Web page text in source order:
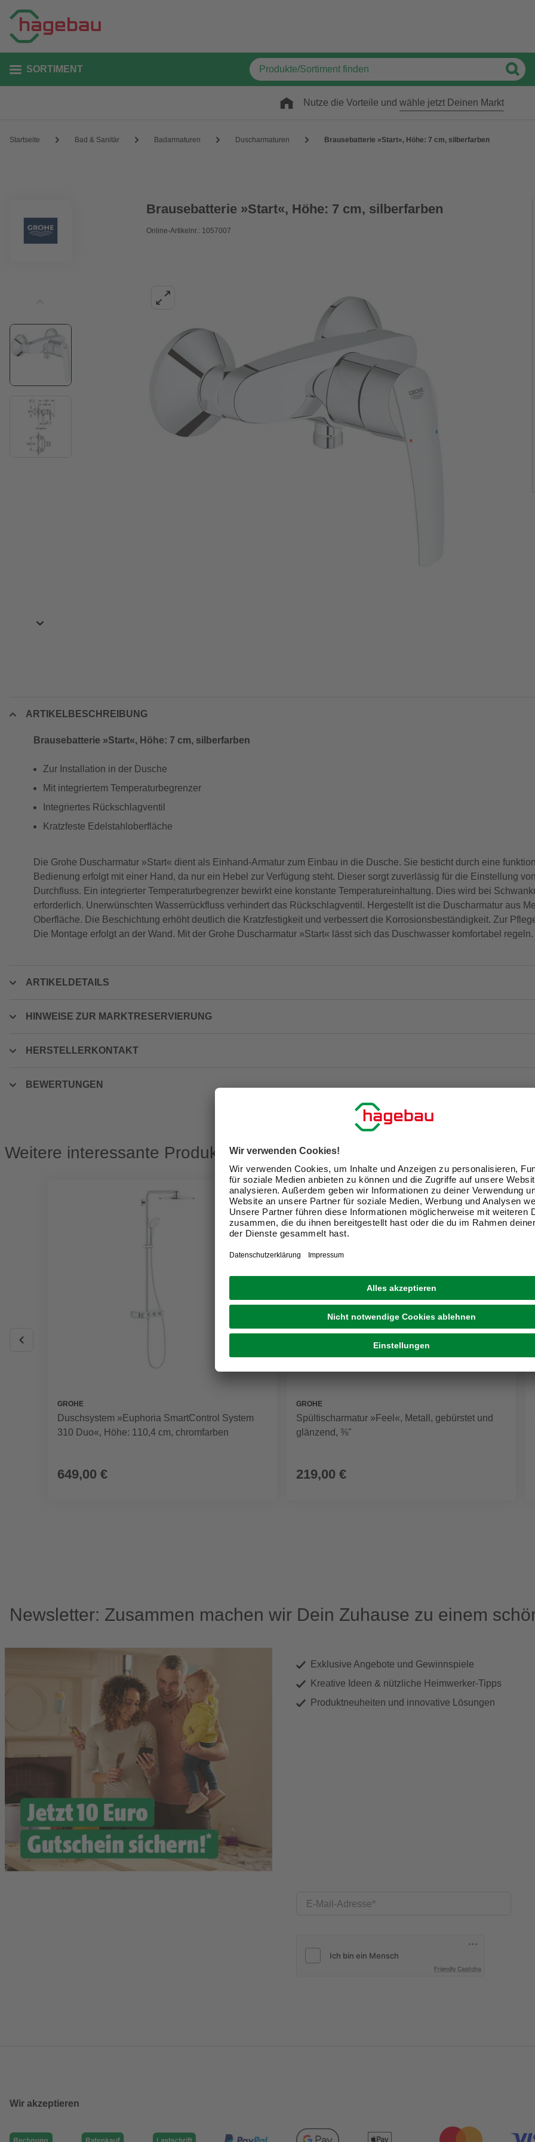
SORTIMENT
Nutze die Vorteile und wähle jetzt Deinen Markt
Startseite Bad & Sanitär Badarmaturen Duscharmaturen Brausebatterie »Start«, Höhe: 7 cm, silberfarben
Brausebatterie »Start«, Höhe: 7 cm, silberfarben
Online-Artikelnr.: 1057007
ARTIKELBESCHREIBUNG
Brausebatterie »Start«, Höhe: 7 cm, silberfarben
Zur Installation in der Dusche
Mit integriertem Temperaturbegrenzer
Integriertes Rückschlagventil
Kratzfeste Edelstahloberfläche
Die Grohe Duscharmatur »Start« dient als Einhand-Armatur zum Einbau in die Dusche. Sie besticht durch eine
Bedienung erfolgt mit einer Hand, da nur ein Hebel zur Verfügung steht. Dieser sorgt zuverlässig für die Einstellung
Durchfluss. Ein integrierter Temperaturbegrenzer bewirkt eine konstante Temperatureinhaltung. Dies wird bei
erforderlich. Unerwünschten Wasserrückfluss verhindert das Rückschlagventil. Hergestellt ist die Duscharmatur aus
Oberfläche. Die Beschichtung erhöht deutlich die Kratzfestigkeit und verbessert die Korrosionsbeständigkeit. Zur
Die Montage erfolgt an der Wand. Mit der Grohe Duscharmatur »Start« lässt sich das Duschwasser komfortabel regeln.
ARTIKELDETAILS
HINWEISE ZUR MARKTRESERVIERUNG
HERSTELLERKONTAKT
BEWERTUNGEN
Weitere interessante Produkte
GROHE
Duschsystem »Euphoria SmartControl System
310 Duo«, Höhe: 110,4 cm, chromfarben
649,00 €
GROHE
Spültischarmatur »Feel«, Metall, gebürstet und
glänzend, ⅜"
219,00 €
Newsletter: Zusammen machen wir Dein Zuhause zu einem
Exklusive Angebote und Gewinnspiele
Kreative Ideen & nützliche Heimwerker-Tipps
Produktneuheiten und innovative Lösungen
E-Mail-Adresse
Friendly Captcha
Wir akzeptieren